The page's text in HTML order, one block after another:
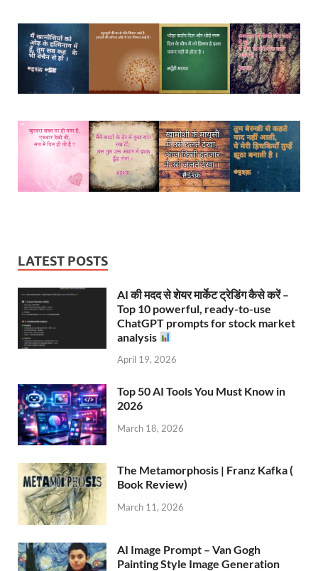
LATEST POSTS
AI की मदद से शेयर मार्केट ट्रेडिंग कैसे करें –
Top 10 powerful, ready-to-use
ChatGPT prompts for stock market
analysis
April 19, 2026
Top 50 AI Tools You Must Know in
2026
March 18, 2026
The Metamorphosis | Franz Kafka (
Book Review)
March 11, 2026
AI Image Prompt – Van Gogh
Painting Style Image Generation